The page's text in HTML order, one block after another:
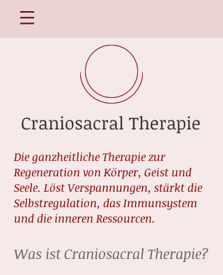
Craniosacral Therapie
Die ganzheitliche Therapie zur
Regeneration von Körper, Geist und
Seele. Löst Verspannungen, stärkt die
Selbstregulation, das Immunsystem
und die inneren Ressourcen.
Was ist Craniosacral Therapie?